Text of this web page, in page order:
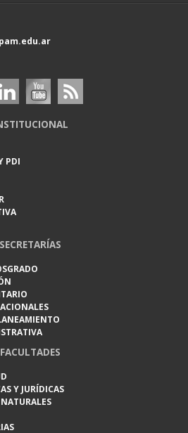
PDI
SECRETARÍAS
FACULTADES
Y JURÍDICAS